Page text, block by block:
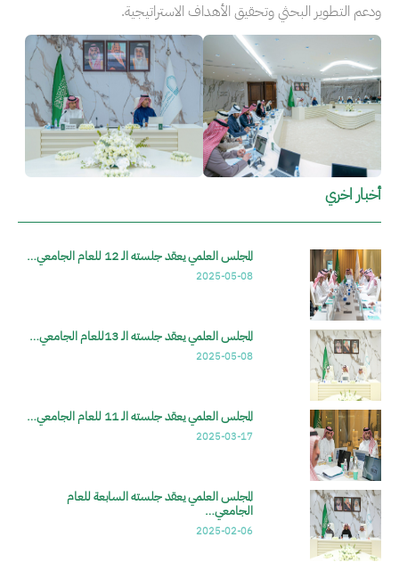
ودعم التطوير البحثي وتحقيق الأهداف الاستراتيجية.
الصورة
الصورة
أخبار اخري
المجلس العلمي يعقد جلسته الـ 12 للعام الجامعي…
2025-05-08
المجلس العلمي يعقد جلسته الـ 13للعام الجامعي…
2025-05-08
المجلس العلمي يعقد جلسته الـ 11 للعام الجامعي…
2025-03-17
المجلس العلمي يعقد جلسته السابعة للعام
الجامعي…
2025-02-06